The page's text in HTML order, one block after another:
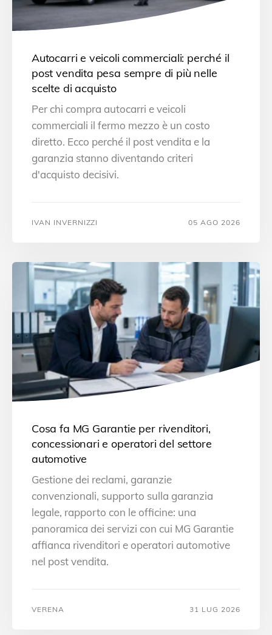
Autocarri e veicoli commerciali: perché il
post vendita pesa sempre di più nelle
scelte di acquisto
Per chi compra autocarri e veicoli
commerciali il fermo mezzo è un costo
diretto. Ecco perché il post vendita e la
garanzia stanno diventando criteri
d'acquisto decisivi.
IVAN INVERNIZZI 05 AGO 2026
Cosa fa MG Garantie per rivenditori,
concessionari e operatori del settore
automotive
Gestione dei reclami, garanzie
convenzionali, supporto sulla garanzia
legale, rapporto con le officine: una
panoramica dei servizi con cui MG Garantie
affianca rivenditori e operatori automotive
nel post vendita.
VERENA 31 LUG 2026